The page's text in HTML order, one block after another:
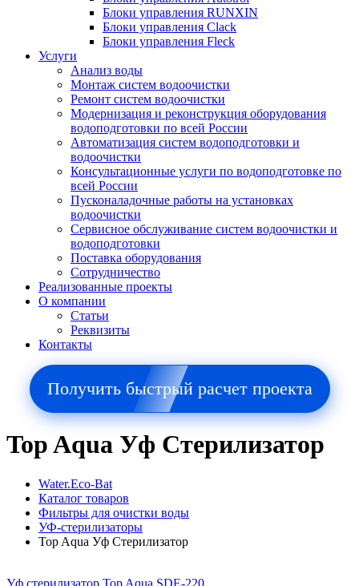
Блоки управления RUNXIN
Блоки управления Clack
Блоки управления Fleck
Услуги
Анализ воды
Монтаж систем водоочистки
Ремонт систем водоочистки
Модернизация и реконструкция оборудования
водоподготовки по всей России
Автоматизация систем водоподготовки и
водоочистки
Консультационные услуги по водоподготовке по
всей России
Пусконаладочные работы на установках
водоочистки
Сервисное обслуживание систем водоочистки и
водоподготовки
Поставка оборудования
Сотрудничество
Реализованные проекты
О компании
Cтатьи
Реквизиты
Контакты
Получить быстрый расчет проекта
Top Aqua Уф Стерилизатор
Water.Eco-Bat
Каталог товаров
Фильтры для очистки воды
УФ-стерилизаторы
Top Aqua Уф Стерилизатор
Уф стерилизатор Top Aqua SDE-220